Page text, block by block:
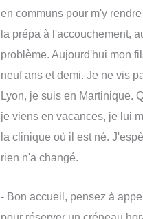
en communs pour m'y
la prépa à l'accouchement,
problème. Aujourd'hui mon
neuf ans et demi. Je ne vis
Lyon, je suis en Martinique.
je viens en vacances, je lui
la clinique où il est né.
rien n'a changé.
- Bon accueil, pensez à